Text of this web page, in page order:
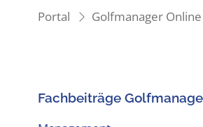
Portal Golfmanager Online
Fachbeiträge